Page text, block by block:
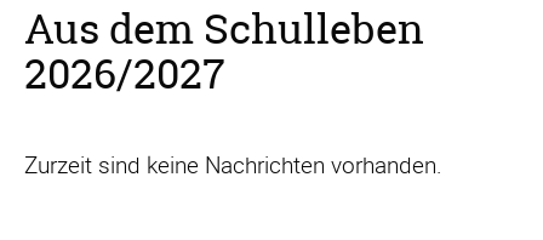
Aus dem Schulleben
2026/2027
Zurzeit sind keine Nachrichten vorhanden.